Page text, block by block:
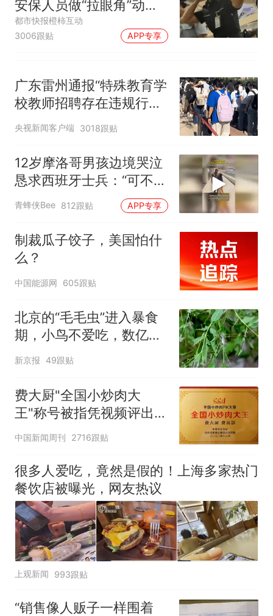
安保人员做“拉眼角”动
作，泰国机场最新回应：
拒绝登机决定由航司作
改签但没兑现
都市快报橙柿互动
3006跟贴
APP专享
广东雷州通报“特殊教育学
校教师招聘存在违规行
为”：已启动问责程序 副
央视新闻客户端 3018跟贴
12岁摩洛哥男孩边境哭泣
恳求西班牙士兵：“可不可
以不要把我遣返回国”
青蜂侠Bee 812跟贴 APP专享
制裁瓜子饺子，美国怕什
么？
中国能源网 605跟贴
北京的“毛毛虫”进入暴食
期，小鸟不爱吃，数亿头
小蜂迎战
新京报 49跟贴
费大厨"全国小炒肉大
王"称号被指凭视频评出
官方回应
中国新闻周刊 2716跟贴
很多人爱吃，竟然是假的！上海多家热门
餐饮店被曝光，网友热议
上观新闻 993跟贴
“销售像人贩子一样围着